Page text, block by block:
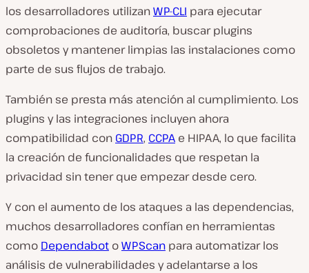
los desarrolladores utilizanWP-CLI para ejecutar
comprobaciones de auditoría, buscar plugins
obsoletos y mantener limpias las instalaciones como
parte de sus flujos de trabajo.
También se presta más atención al cumplimiento. Los
plugins y las integraciones incluyen ahora
compatibilidad con GDPR, CCPA e HIPAA, lo que facilita
la creación de funcionalidades que respetan la
privacidad sin tener que empezar desde cero.
Y con el aumento de los ataques a las dependencias,
muchos desarrolladores confían en herramientas
como Dependabot oWPScan para automatizar los
análisis de vulnerabilidades y adelantarse a los